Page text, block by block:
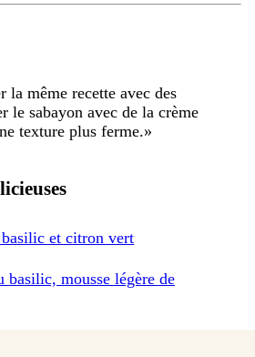
la même recette avec des
le sabayon avec de la crème
texture plus ferme.»
et citron vert
basilic, mousse légère de